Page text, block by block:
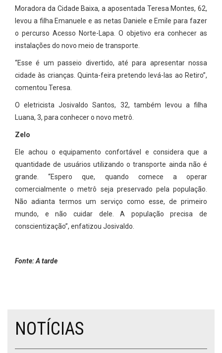
Moradora da Cidade Baixa, a aposentada Teresa Montes, 62,
levou a filha Emanuele e as netas Daniele e Emile para fazer
o percurso Acesso Norte-Lapa. O objetivo era conhecer as
instalações do novo meio de transporte.
“Esse é um passeio divertido, até para apresentar nossa
cidade às crianças. Quinta-feira pretendo levá-las ao Retiro”,
comentou Teresa.
O eletricista Josivaldo Santos, 32, também levou a filha
Luana, 3, para conhecer o novo metrô.
Zelo
Ele achou o equipamento confortável e considera que a
quantidade de usuários utilizando o transporte ainda não é
grande. “Espero que, quando comece a operar
comercialmente o metrô seja preservado pela população.
Não adianta termos um serviço como esse, de primeiro
mundo, e não cuidar dele. A população precisa de
conscientização”, enfatizou Josivaldo.
Fonte: A tarde
NOTÍCIAS